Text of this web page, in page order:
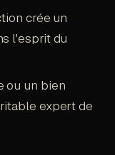
crée un
l'esprit du
ou un bien
expert de